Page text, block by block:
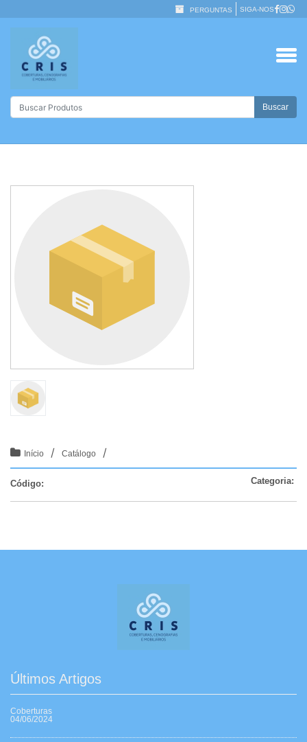
PERGUNTAS SIGA-NOS
Buscar
Início / Catálogo /
Código: Categoria:
Últimos Artigos
Coberturas
04/06/2024